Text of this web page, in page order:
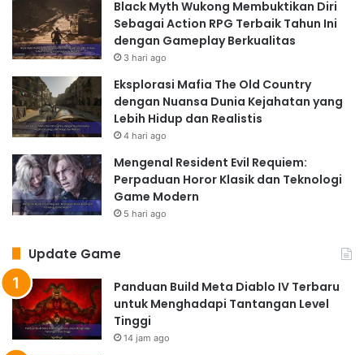
Black Myth Wukong Membuktikan Diri
Sebagai Action RPG Terbaik Tahun Ini
dengan Gameplay Berkualitas
3 hari ago
Eksplorasi Mafia The Old Country
dengan Nuansa Dunia Kejahatan yang
Lebih Hidup dan Realistis
4 hari ago
Mengenal Resident Evil Requiem:
Perpaduan Horor Klasik dan Teknologi
Game Modern
5 hari ago
Update Game
Panduan Build Meta Diablo IV Terbaru
untuk Menghadapi Tantangan Level
Tinggi
14 jam ago